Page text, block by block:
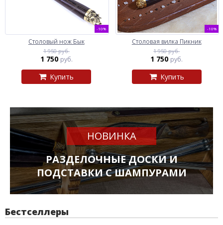
-10%
Столовый нож Бык
1 950 руб.
1 750 руб.
Купить
-10%
Столовая вилка Пикник
1 950 руб.
1 750 руб.
Купить
НОВИНКА
РАЗДЕЛОЧНЫЕ ДОСКИ И
ПОДСТАВКИ С ШАМПУРАМИ
Бестселлеры